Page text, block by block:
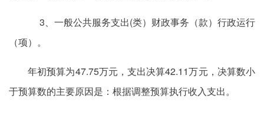
3、一般公共服务支出(类）财政事务（款）行政运行
（项）。
年初预算为47.75万元，支出决算42.11万元，决算数小
于预算数的主要原因是：根据调整预算执行收入支出。